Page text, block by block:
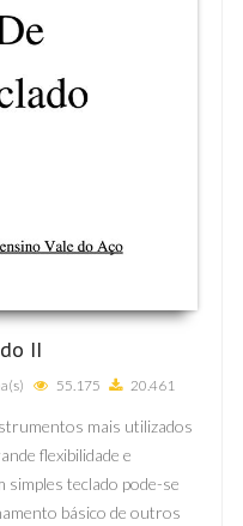
II
55.175 20.461
mais utilizados
flexibilidade e
simples teclado pode-se
básico de outros